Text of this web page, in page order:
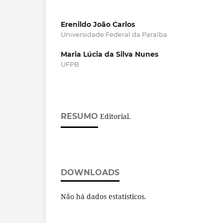
Erenildo João Carlos
Universidade Federal da Paraíba
Maria Lúcia da Silva Nunes
UFPB
RESUMO Editorial.
DOWNLOADS
Não há dados estatísticos.